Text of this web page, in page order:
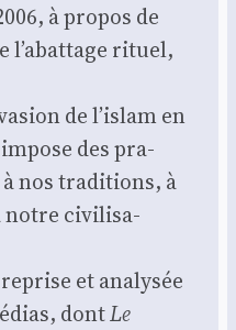
à pro­pos de
l’abattage rituel,
de l’islam en
des pra­
nos tra­di­tions, à
notre civi­li­sa­
et ana­ly­sée
dontLe